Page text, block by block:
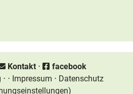
Kontakt ⋅
facebook
⋅ ⋅ Impressum ⋅ Datenschutz